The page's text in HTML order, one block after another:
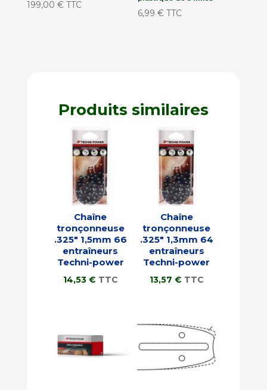
199,00 € TTC
6,99€ TTC
Produits similaires
Chaîne
tronçonneuse
.325″ 1,5mm 66
entraîneurs
Techni-power
14,53 € TTC
Chaîne
tronçonneuse
.325″ 1,3mm 64
entraîneurs
Techni-power
13,57 € TTC